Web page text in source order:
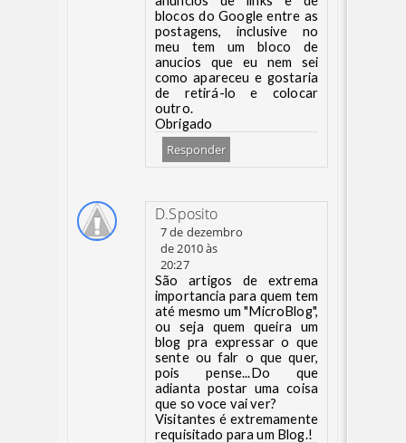
blocos do Google entre as
postagens, inclusive no
meu tem um bloco de
anucios que eu nem sei
como apareceu e gostaria
de retirá-lo e colocar
outro.
Obrigado
Responder
D.Sposito
7 de dezembro
de 2010 às
20:27
São artigos de extrema
importancia para quem tem
até mesmo um "MicroBlog",
ou seja quem queira um
blog pra expressar o que
sente ou falr o que quer,
pois pense...Do que
adianta postar uma coisa
que so voce vai ver?
Visitantes é extremamente
requisitado para um Blog.!